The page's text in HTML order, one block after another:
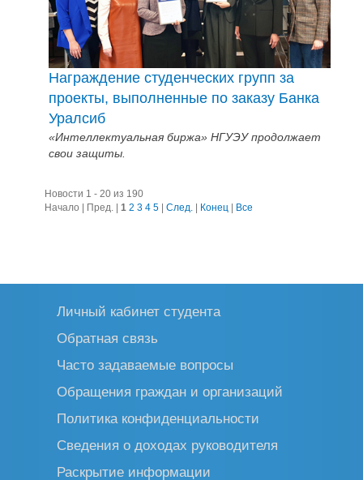
Награждение студенческих групп за
проекты, выполненные по заказу Банка
Уралсиб
«Интеллектуальная биржа» НГУЭУ продолжает
свои защиты.
Новости 1 - 20 из 190
Начало | Пред. | 1 2 3 4 5 След. Конец Все
Личный кабинет студента
Обратная связь
Часто задаваемые вопросы
Обращения граждан и организаций
Политика конфиденциальности
Сведения о доходах руководителя
Раскрытие информации